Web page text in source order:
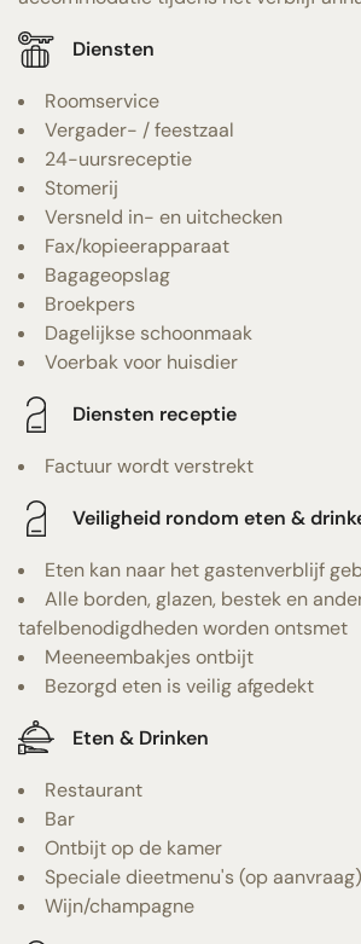
Diensten
Roomservice
Vergader- / feestzaal
24-uursreceptie
Stomerij
Versneld in- en uitchecken
Fax/kopieerapparaat
Bagageopslag
Broekpers
Dagelijkse schoonmaak
Voerbak voor huisdier
Diensten receptie
Factuur wordt verstrekt
Veiligheid rondom eten &
Eten kan naar het gastenverblijf
Alle borden, glazen, bestek en
tafelbenodigdheden worden ontsmet
Meeneembakjes ontbijt
Bezorgd eten is veilig afgedekt
Eten & Drinken
Restaurant
Bar
Ontbijt op de kamer
Speciale dieetmenu's (op aanvraag)
Wijn/champagne